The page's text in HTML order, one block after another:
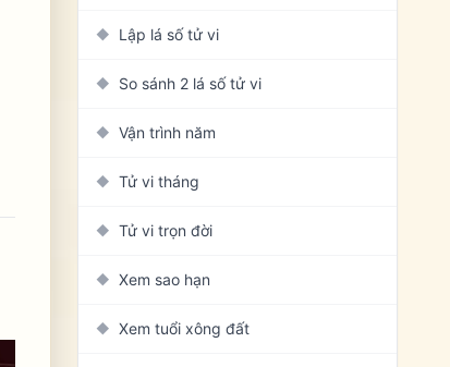
◆ Lập lá số tử vi
◆ So sánh 2 lá số tử vi
◆ Vận trình năm
◆ Tử vi tháng
◆ Tử vi trọn đời
◆ Xem sao hạn
◆ Xem tuổi xông đất